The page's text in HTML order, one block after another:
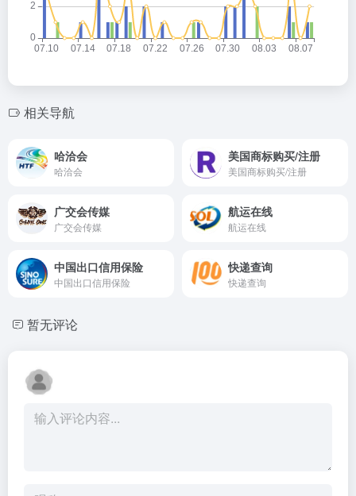
相关导航
哈洽会
哈洽会
美国商标购买/注册
美国商标购买/注册
广交会传媒
广交会传媒
航运在线
航运在线
中国出口信用保险
中国出口信用保险
快递查询
快递查询
暂无评论